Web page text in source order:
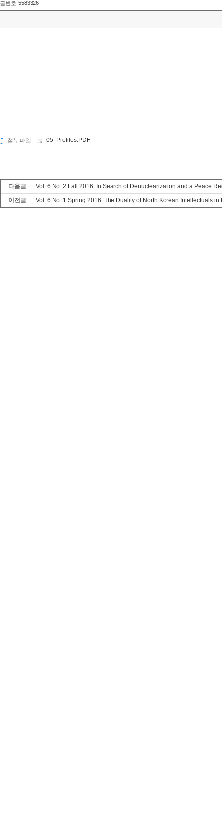
글번호 5583326
첨부파일: 05_Profiles.PDF
다음글
Vol. 6 No. 2 Fall 2016. In Search of Denuclearization and a Peace
이전글
Vol. 6 No. 1 Spring 2016. The Duality of North Korean Intellectuals